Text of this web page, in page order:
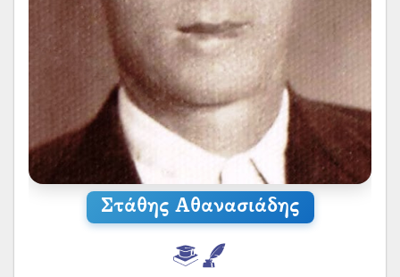
Στάθης Αθανασιάδης